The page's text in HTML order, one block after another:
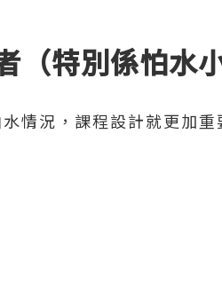
特別係怕水小
情況，課程設計就更加重